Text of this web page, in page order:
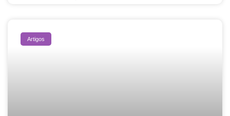
Artigos